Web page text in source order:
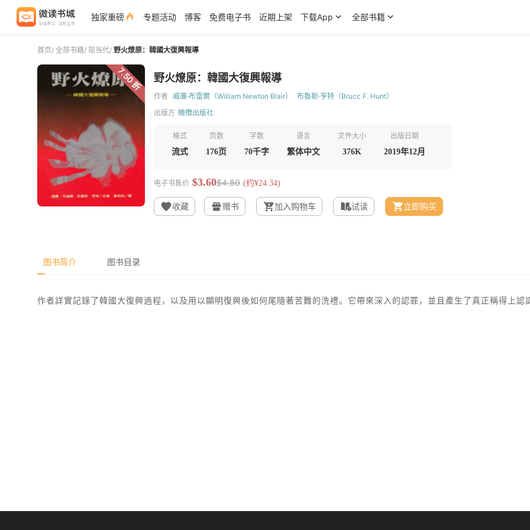
独家重磅 专题活动 博客 免费电子书 近期上架 下载App 全部书籍
首页/ 全部书籍/ 现当代/ 野火燎原：韓國大復興報導
7.50 折 野火燎原：韓國大復興報導
作者 威廉·布雷爾（William Newton Blair）
布魯斯·亨特（Brucc F. Hunt）
出版方 橄欖出版社
格式
流式
页数
176页
字数
70千字
语言
繁体中文
文件大小
376K
出版日期
2019年12月
电子书售价 $3.60$4.80 (约¥24.34)
收藏 赠书 加入购物车 试读 立即购买
图书简介 图书目录
作者詳實記錄了韓國大復興過程，以及用以顯明復興後如何尾隨著苦難的洗禮。它帶來深入的認罪，並且產生了真正稱得上認